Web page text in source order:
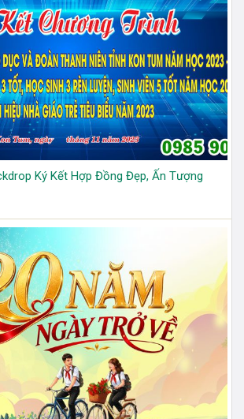
Ký Kết Hợp Đồng Đẹp, Ấn Tượng